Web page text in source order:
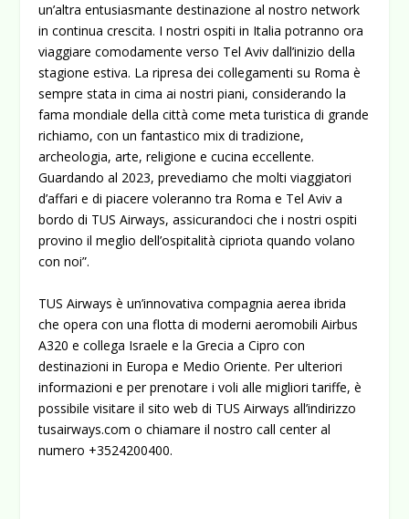
un’altra entusiasmante destinazione al nostro network
in continua crescita. I nostri ospiti in Italia potranno ora
viaggiare comodamente verso Tel Aviv dall’inizio della
stagione estiva. La ripresa dei collegamenti su Roma è
sempre stata in cima ai nostri piani, considerando la
fama mondiale della città come meta turistica di grande
richiamo, con un fantastico mix di tradizione,
archeologia, arte, religione e cucina eccellente.
Guardando al 2023, prevediamo che molti viaggiatori
d’affari e di piacere voleranno tra Roma e Tel Aviv a
bordo di TUS Airways, assicurandoci che i nostri ospiti
provino il meglio dell’ospitalità cipriota quando volano
con noi”.
TUS Airways è un’innovativa compagnia aerea ibrida
che opera con una flotta di moderni aeromobili Airbus
A320 e collega Israele e la Grecia a Cipro con
destinazioni in Europa e Medio Oriente. Per ulteriori
informazioni e per prenotare i voli alle migliori tariffe, è
possibile visitare il sito web di TUS Airways all’indirizzo
tusairways.com o chiamare il nostro call center al
numero +3524200400.